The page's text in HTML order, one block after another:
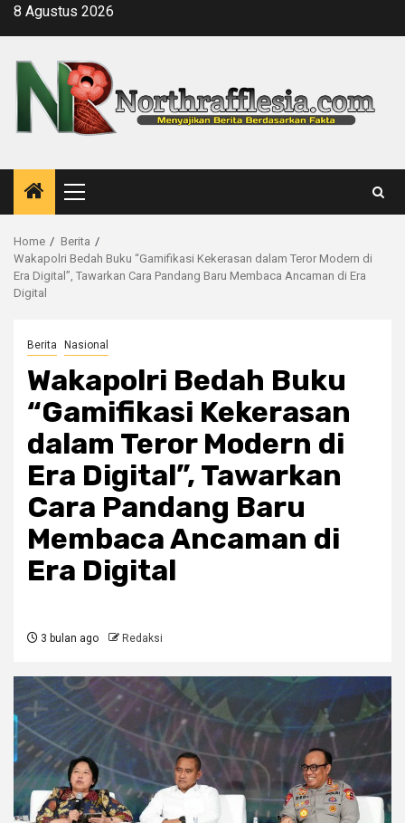
Skip8 Agustus 2026
Primary
Menu
Home
Berita
Wakapolri Bedah Buku “Gamifikasi Kekerasan dalam Teror Modern di
Era Digital”, Tawarkan Cara Pandang Baru Membaca Ancaman di Era
Digital
Berita Nasional
Wakapolri Bedah Buku
“Gamifikasi Kekerasan
dalam Teror Modern di
Era Digital”, Tawarkan
Cara Pandang Baru
Membaca Ancaman di
Era Digital
3 bulan ago Redaksi